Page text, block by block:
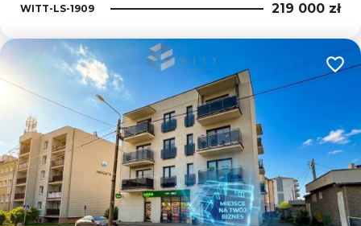
WITT-LS-1909 219 000 zł